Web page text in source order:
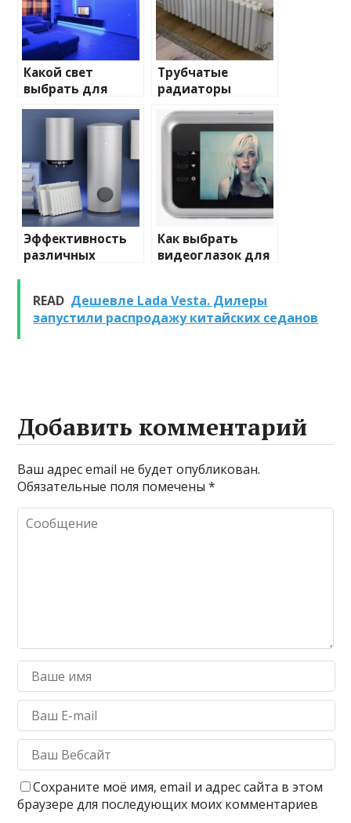
Какой свет
выбрать для
домашнего
освещения
Трубчатые
радиаторы
и характеристики
Эффективность
различных
очистке и
промывке котлов
Как выбрать
видеоглазок для
READ Дешевле Lada Vesta. Дилеры
запустили распродажу китайских седанов
Добавить комментарий
Ваш адрес email не будет опубликован.
Обязательные поля помечены*
Сохраните моё имя, email и адрес сайта в этом
браузере для последующих моих комментариев